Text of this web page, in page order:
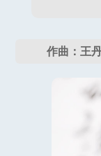
作曲：王